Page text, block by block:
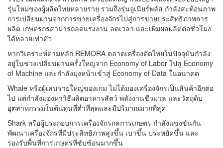
รุ่นใหม่ของผู้ผลิตไทยหลายราย รวมถึงรุ่นจูเนียร์พลัส กำลังสะท้อนภาพ
การเปลี่ยนผ่านจากการขายเครื่องจักรไปสู่การขายประสิทธิภาพการ
ผลิต เกษตรกรสามารถลดแรงงาน ลดเวลา และเพิ่มผลผลิตต่อชั่วโมง
ได้หลายเท่าตัว
หากวิเคราะห์ตามหลัก REMORA ตลาดเครื่องตัดไทยในปัจจุบันกำลัง
อยู่ในช่วงเปลี่ยนผ่านครั้งใหญ่จาก Economy of Labor ไปสู่ Economy
of Machine และกำลังมุ่งหน้าเข้าสู่ Economy of Data ในอนาคต
Whale หรือผู้เล่นรายใหญ่ของเกม ไม่ได้มองเครื่องจักรเป็นสินค้าอีกต่อ
ไป แต่กำลังมองหาวิธีผลิตอาหารสัตว์ พลังงานชีวมวล และวัตถุดิบ
อุตสาหกรรมในต้นทุนที่ต่ำที่สุดและมีปริมาณมากที่สุด
Shark หรือผู้ประกอบการเครื่องจักรกลการเกษตร กำลังแข่งขันกัน
พัฒนาเครื่องจักรที่มีประสิทธิภาพสูงขึ้น เบาขึ้น ประหยัดขึ้น และ
รองรับพื้นที่การเกษตรที่ซับซ้อนมากขึ้น